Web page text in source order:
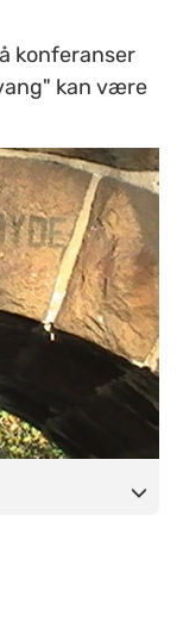
konferanser
kan være
og
(Foto: Odd